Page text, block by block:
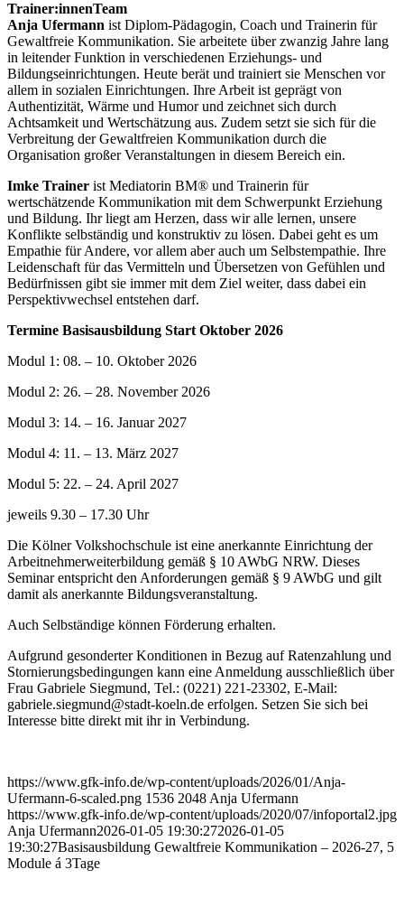
Trainer:innenTeam
Anja Ufermann ist Diplom-Pädagogin, Coach und Trainerin für
Gewaltfreie Kommunikation. Sie arbeitete über zwanzig Jahre lang
in leitender Funktion in verschiedenen Erziehungs- und
Bildungseinrichtungen. Heute berät und trainiert sie Menschen vor
allem in sozialen Einrichtungen. Ihre Arbeit ist geprägt von
Authentizität, Wärme und Humor und zeichnet sich durch
Achtsamkeit und Wertschätzung aus. Zudem setzt sie sich für die
Verbreitung der Gewaltfreien Kommunikation durch die
Organisation großer Veranstaltungen in diesem Bereich ein.
Imke Trainer ist Mediatorin BM® und Trainerin für
wertschätzende Kommunikation mit dem Schwerpunkt Erziehung
und Bildung. Ihr liegt am Herzen, dass wir alle lernen, unsere
Konflikte selbständig und konstruktiv zu lösen. Dabei geht es um
Empathie für Andere, vor allem aber auch um Selbstempathie. Ihre
Leidenschaft für das Vermitteln und Übersetzen von Gefühlen und
Bedürfnissen gibt sie immer mit dem Ziel weiter, dass dabei ein
Perspektivwechsel entstehen darf.
Termine Basisausbildung Start Oktober 2026
Modul 1: 08. – 10. Oktober 2026
Modul 2: 26. – 28. November 2026
Modul 3: 14. – 16. Januar 2027
Modul 4: 11. – 13. März 2027
Modul 5: 22. – 24. April 2027
jeweils 9.30 – 17.30 Uhr
Die Kölner Volkshochschule ist eine anerkannte Einrichtung der
Arbeitnehmerweiterbildung gemäß § 10 AWbG NRW. Dieses
Seminar entspricht den Anforderungen gemäß § 9 AWbG und gilt
damit als anerkannte Bildungsveranstaltung.
Auch Selbständige können Förderung erhalten.
Aufgrund gesonderter Konditionen in Bezug auf Ratenzahlung und
Stornierungsbedingungen kann eine Anmeldung ausschließlich über
Frau Gabriele Siegmund, Tel.: (0221) 221-23302, E-Mail:
gabriele.siegmund@stadt-koeln.de erfolgen. Setzen Sie sich bei
Interesse bitte direkt mit ihr in Verbindung.
https://www.gfk-info.de/wp-content/uploads/2026/01/Anja-
Ufermann-6-scaled.png 1536 2048 Anja Ufermann
https://www.gfk-info.de/wp-content/uploads/2020/07/infoportal2.jpg
Anja Ufermann2026-01-05 19:30:272026-01-05
19:30:27Basisausbildung Gewaltfreie Kommunikation – 2026-27, 5
Module á 3Tage